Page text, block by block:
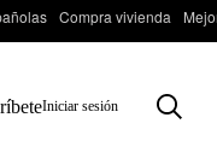
Compra vivienda
Iniciar sesión